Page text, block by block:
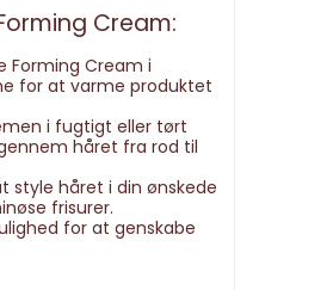
Cream:
Forming Cream i
for at varme produktet
i fugtigt eller tørt
håret fra rod til
style håret i din ønskede
frisurer.
for at genskabe